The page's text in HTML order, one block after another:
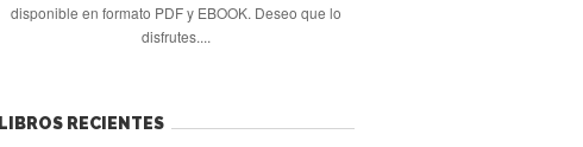
disponible en formato PDF y EBOOK. Deseo que lo
disfrutes....
LIBROS RECIENTES